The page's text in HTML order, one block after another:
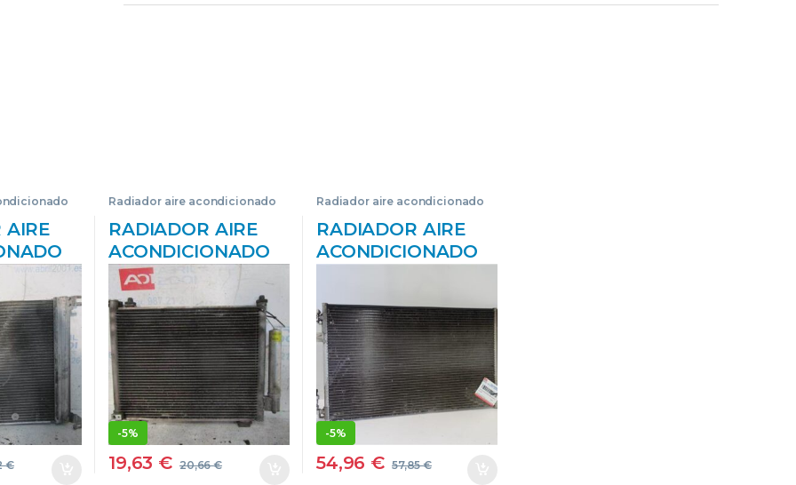
AIRE
H
>)
€
Radiador aire acondicionado
RADIADOR AIRE
ACONDICIONADO
OPEL AGILA (2000-
>) 1.3 CDTI Z 13 DT
Z13DT AZUL
ACONDICIONADO
CONDENSADOR
-5%
19,63 € 20,66€
Radiador aire acondicionado
RADIADOR AIRE
ACONDICIONADO
1.6 EXCELLENCE
[1,6 LTR. – 100 KW
CDTI DPF] B 16 DTH
OPT. LVL –
#PROV#
B16DTHOPTLVLPR
OV 23333680 GRIS
AZULADO
-5%
54,96 € 57,85€